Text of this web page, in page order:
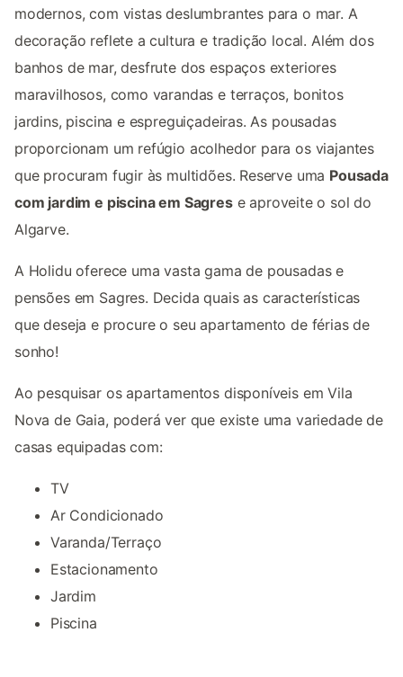
modernos, com vistas deslumbrantes para o mar. A
decoração reflete a cultura e tradição local. Além dos
banhos de mar, desfrute dos espaços exteriores
maravilhosos, como varandas e terraços, bonitos
jardins, piscina e espreguiçadeiras. As pousadas
proporcionam um refúgio acolhedor para os viajantes
que procuram fugir às multidões. Reserve uma Pousada
com jardim e piscina em Sagrese aproveite o sol do
Algarve.
A Holidu oferece uma vasta gama de pousadas e
pensões em Sagres. Decida quais as características
que deseja e procure o seu apartamento de férias de
sonho!
Ao pesquisar os apartamentos disponíveis em Vila
Nova de Gaia, poderá ver que existe uma variedade de
casas equipadas com:
TV
Ar Condicionado
Varanda/Terraço
Estacionamento
Jardim
Piscina